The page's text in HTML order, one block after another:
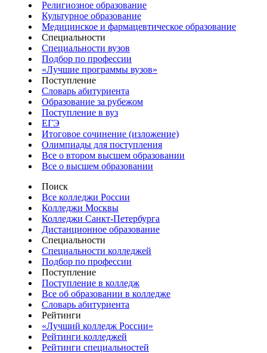
Религиозное образование
Культурное образование
Медицинское и фармацевтическое образование
Специальности
Специальности вузов
Подбор по профессии
«Лучшие программы вузов»
Поступление
Словарь абитуриента
Образование за рубежом
Поступление в вуз
ЕГЭ
Итоговое сочинение (изложение)
Олимпиады для поступления
Все о втором высшем образовании
Все о высшем образовании
Поиск
Все колледжи России
Колледжи Москвы
Колледжи Санкт-Петербурга
Дистанционное образование
Специальности
Специальности колледжей
Подбор по профессии
Поступление
Поступление в колледж
Все об образовании в колледже
Словарь абитуриента
Рейтинги
«Лучший колледж России»
Рейтинги колледжей
Рейтинги специальностей